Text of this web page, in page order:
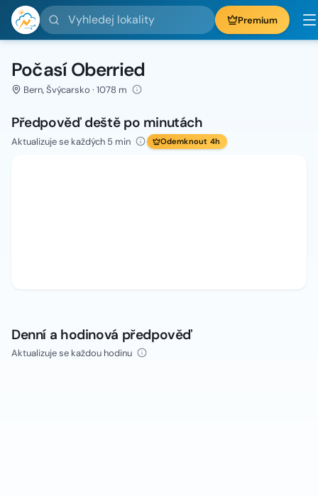
Vyhledej lokality Premium
Počasí Oberried
Bern, Švýcarsko · 1078 m
Předpověď deště po minutách
Aktualizuje se každých 5 min Odemknout 4h
Denní a hodinová předpověď
Aktualizuje se každou hodinu